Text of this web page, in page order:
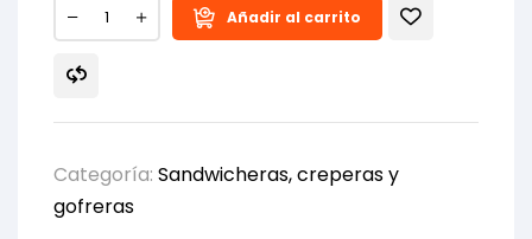
Añadir al carrito
Categoría: Sandwicheras, creperas y
gofreras